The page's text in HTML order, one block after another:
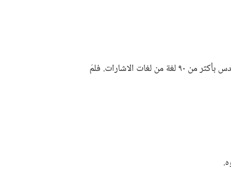
يترجم شهود يهوه اصداراتهم المؤسسة على الكتاب المقدس بأكثر من ٩٠ لغة من لغات الاشارات.‏ فلمَ